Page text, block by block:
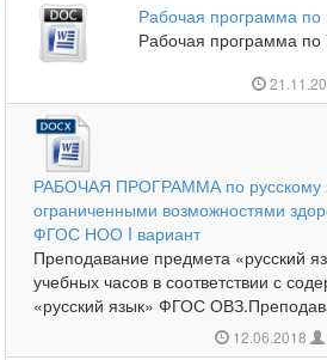
Рабочая программа по
Рабочая программа
РАБОЧАЯ ПРОГРАММА по русскому
ограниченными возможностями
ФГОС НОО I вариант
Преподавание предмета «русский
учебных часов в соответствии с
«русский язык» ФГОС
12.06.2018